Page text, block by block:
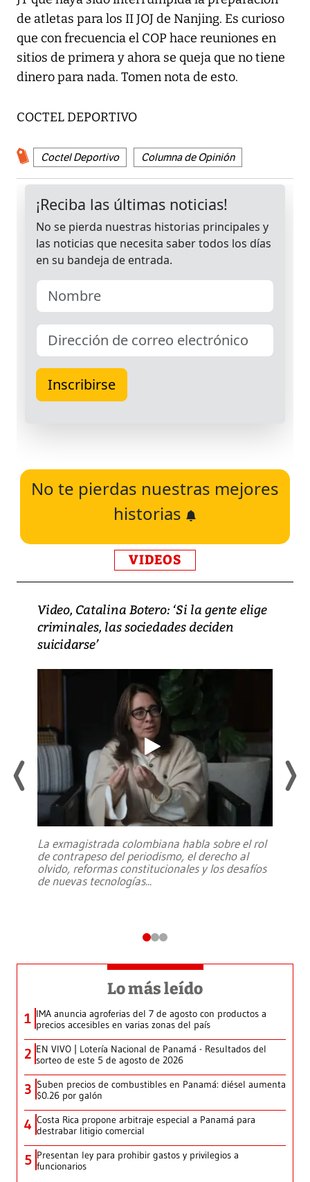
de atletas para los II JOJ de Nanjing. Es curioso
que con frecuencia el COP hace reuniones en
sitios de primera y ahora se queja que no tiene
dinero para nada. Tomen nota de esto.
COCTEL DEPORTIVO
Coctel Deportivo Columna de Opinión
No te pierdas nuestras mejores
historias
VIDEOS
Video, Catalina Botero: ‘Si la gente elige
criminales, las sociedades deciden
suicidarse’
La exmagistrada colombiana habla sobre el rol
de contrapeso del periodismo, el derecho al
olvido, reformas constitucionales y los desafíos
de nuevas tecnologías...
Lo más leído
1 IMA anuncia agroferias del 7 de agosto con productos a
precios accesibles en varias zonas del país
2 EN VIVO | Lotería Nacional de Panamá - Resultados del
sorteo de este 5 de agosto de 2026
3 Suben precios de combustibles en Panamá: diésel aumenta
$0.26 por galón
4 Costa Rica propone arbitraje especial a Panamá para
destrabar litigio comercial
5 Presentan ley para prohibir gastos y privilegios a
funcionarios